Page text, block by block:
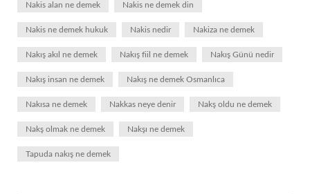
Nakis alan ne demek Nakis ne demek din
Nakis ne demek hukuk Nakis nedir Nakiza ne demek
Nakış akıl ne demek Nakış fiil ne demek Nakış Günü nedir
Nakış insan ne demek Nakış ne demek Osmanlıca
Nakısa ne demek Nakkas neye denir Nakş oldu ne demek
Nakş olmak ne demek Nakşı ne demek
Tapuda nakış ne demek